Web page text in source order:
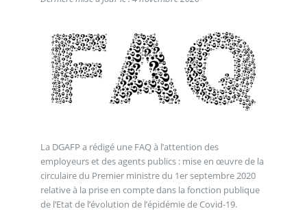
La DGAFP a rédigé une FAQ à l’attention des
employeurs et des agents publics : mise en œuvre de la
circulaire du Premier ministre du 1er septembre 2020
relative à la prise en compte dans la fonction publique
de l’Etat de l’évolution de l’épidémie de Covid-19.